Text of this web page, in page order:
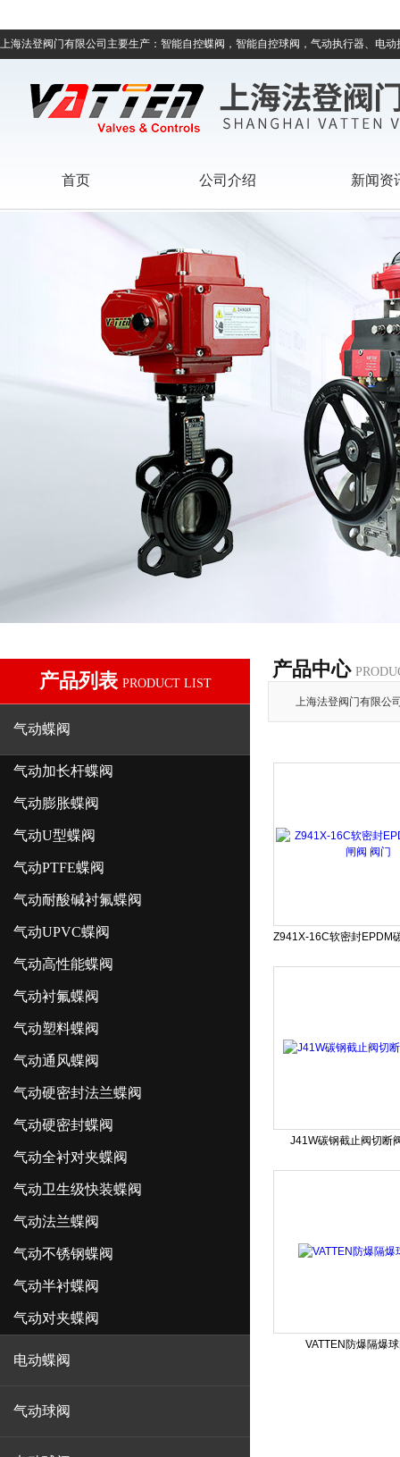
上海法登阀门有限公司主要生产：智能自控蝶阀，智能自控球阀，气动执行器、电
首页 公司介绍 新闻资
产品列表 PRODUCT LIST
气动蝶阀
气动加长杆蝶阀
气动膨胀蝶阀
气动U型蝶阀
气动PTFE蝶阀
气动耐酸碱衬氟蝶阀
气动UPVC蝶阀
气动高性能蝶阀
气动衬氟蝶阀
气动塑料蝶阀
气动通风蝶阀
气动硬密封法兰蝶阀
气动硬密封蝶阀
气动全衬对夹蝶阀
气动卫生级快装蝶阀
气动法兰蝶阀
气动不锈钢蝶阀
气动半衬蝶阀
气动对夹蝶阀
电动蝶阀
气动球阀
产品中心
上海法登阀门有限公
J41W碳钢截止阀切断
VATTEN防爆隔爆